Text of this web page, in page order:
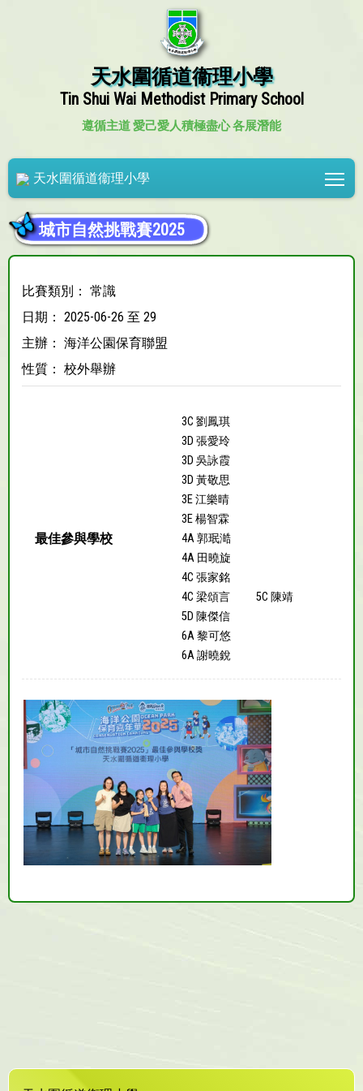
天水圍循道衞理小學
Tin Shui Wai Methodist Primary School
遵循主道 愛己愛人積極盡心 各展潛能
天水圍循道衞理小學
城市自然挑戰賽2025
比賽類別： 常識
日期： 2025-06-26 至 29
主辦： 海洋公園保育聯盟
性質： 校外舉辦
最佳參與學校
3C 劉鳳琪
3D 張愛玲
3D 吳詠霞
3D 黃敬思
3E 江樂晴
3E 楊智霖
4A 郭珉澔
4A 田曉旋
4C 張家銘
4C 梁頌言
5C 陳靖
5D 陳傑信
6A 黎可悠
6A 謝曉銳